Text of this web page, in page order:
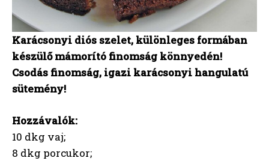
Karácsonyi diós szelet, különleges formában
készülő mámorító finomság könnyedén!
Csodás finomság, igazi karácsonyi hangulatú
sütemény!
Hozzávalók:
10 dkg vaj;
8 dkg porcukor;